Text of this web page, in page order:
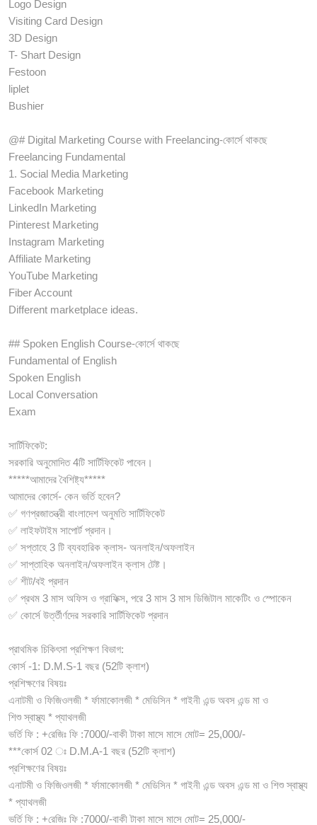
Logo Design
Visiting Card Design
3D Design
T- Shart Design
Festoon
liplet
Bushier
@# Digital Marketing Course with Freelancing-কোর্সে থাকছে
Freelancing Fundamental
1. Social Media Marketing
Facebook Marketing
LinkedIn Marketing
Pinterest Marketing
Instagram Marketing
Affiliate Marketing
YouTube Marketing
Fiber Account
Different marketplace ideas.
## Spoken English Course-কোর্সে থাকছে
Fundamental of English
Spoken English
Local Conversation
Exam
সার্টিফিকেট:
সরকারি অনুমোদিত 4টি সার্টিফিকেট পাবেন।
*****আমাদের বৈশিষ্ট্য*****
আমাদের কোর্সে- কেন ভর্তি হবেন?
✅ গণপ্রজাতন্ত্রী বাংলাদেশ অনুমতি সার্টিফিকেট
✅ লাইফটাইম সাপোর্ট প্রদান।
✅ সপ্তাহে 3 টি ব্যবহারিক ক্লাস- অনলাইন/অফলাইন
✅ সাপ্তাহিক অনলাইন/অফলাইন ক্লাস টেষ্ট।
✅ শীট/বই প্রদান
✅ প্রথম 3 মাস অফিস ও গ্রাফিক্স, পরে 3 মাস 3 মাস ডিজিটাল মাকেটিং ও স্পোকেন
✅ কোর্সে উর্ত্তীর্ণদের সরকারি সার্টিফিকেট প্রদান
প্রাথমিক চিকিৎসা প্রশিক্ষণ বিভাগ:
কোর্স -1: D.M.S-1 বছর (52টি ক্লাশ)
প্রশিক্ষণের বিষয়ঃ
এনাটমী ও ফিজিওলজী * র্ফামাকোলজী * মেডিসিন * গাইনী এন্ড অবস এন্ড মা ও
শিশু স্বাস্থ্য * প্যাথলজী
ভর্তি ফি : +রেজিঃ ফি :7000/-বাকী টাকা মাসে মাসে মোট= 25,000/-
***কোর্স 02 ঃ D.M.A-1 বছর (52টি ক্লাশ)
প্রশিক্ষণের বিষয়ঃ
এনাটমী ও ফিজিওলজী * র্ফামাকোলজী * মেডিসিন * গাইনী এন্ড অবস এন্ড মা ও শিশু স্বাস্থ্য
* প্যাথলজী
ভর্তি ফি : +রেজিঃ ফি :7000/-বাকী টাকা মাসে মাসে মোট= 25,000/-